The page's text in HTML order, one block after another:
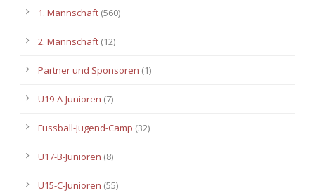
1. Mannschaft (560)
2. Mannschaft (12)
Partner und Sponsoren (1)
U19-A-Junioren (7)
Fussball-Jugend-Camp (32)
U17-B-Junioren (8)
U15-C-Junioren (55)